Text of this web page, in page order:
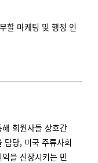
할 마케팅 및 행정 인
회원사들 상호간
담당, 미국 주류사회
을 신장시키는 민